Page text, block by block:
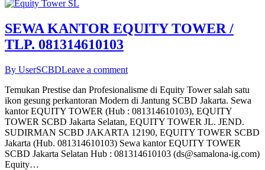
SEWA KANTOR EQUITY TOWER /
TLP. 081314610103
By UserSCBDLeave a comment
Temukan Prestise dan Profesionalisme di Equity Tower salah satu
ikon gesung perkantoran Modern di Jantung SCBD Jakarta. Sewa
kantor EQUITY TOWER (Hub : 081314610103), EQUITY
TOWER SCBD Jakarta Selatan, EQUITY TOWER JL. JEND.
SUDIRMAN SCBD JAKARTA 12190, EQUITY TOWER SCBD
Jakarta (Hub. 081314610103) Sewa kantor EQUITY TOWER
SCBD Jakarta Selatan Hub : 081314610103 (ds@samalona-ig.com)
Equity…